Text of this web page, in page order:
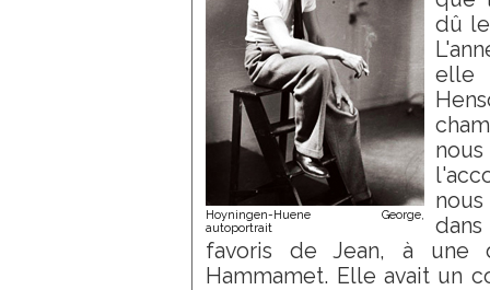
Hoyningen-Huene George,
autoportrait
dû
elle
favoris de Jean, à une
Hammamet. Elle avait un